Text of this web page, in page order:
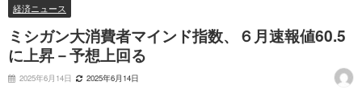
経済ニュース
ミシガン大消費者マインド指数、６月速報値60.5
に上昇－予想上回る
2025年6月14日 2025年6月14日